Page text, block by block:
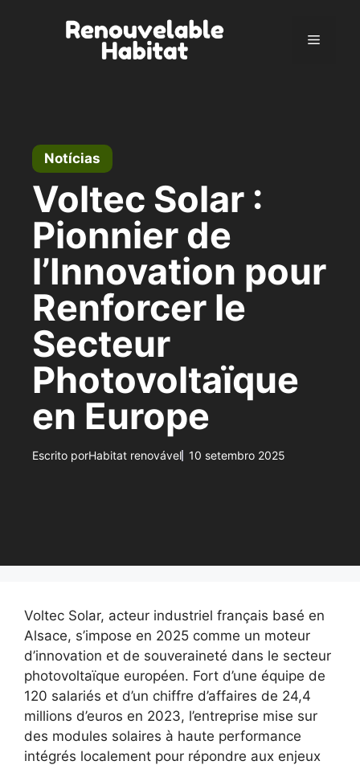
Menu
Notícias
Voltec Solar :
Pionnier de
l’Innovation pour
Renforcer le
Secteur
Photovoltaïque
en Europe
Escrito porHabitat renovável 10 setembro 2025
Voltec Solar, acteur industriel français basé en
Alsace, s’impose en 2025 comme un moteur
d’innovation et de souveraineté dans le secteur
photovoltaïque européen. Fort d’une équipe de
120 salariés et d’un chiffre d’affaires de 24,4
millions d’euros en 2023, l’entreprise mise sur
des modules solaires à haute performance
intégrés localement pour répondre aux enjeux